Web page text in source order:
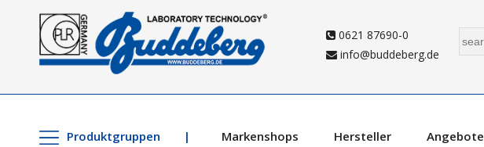
0621 87690-0
info@buddeberg.de
Produktgruppen Markenshops Hersteller Angebote